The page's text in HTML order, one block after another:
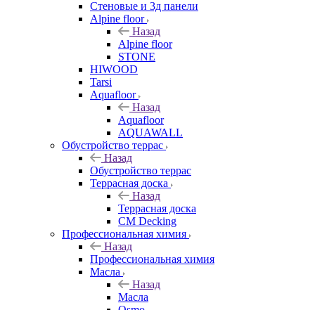
Стеновые и 3д панели
Alpine floor
Назад
Alpine floor
STONE
HIWOOD
Tarsi
Aquafloor
Назад
Aquafloor
AQUAWALL
Обустройство террас
Назад
Обустройство террас
Террасная доска
Назад
Террасная доска
CM Decking
Профессиональная химия
Назад
Профессиональная химия
Масла
Назад
Масла